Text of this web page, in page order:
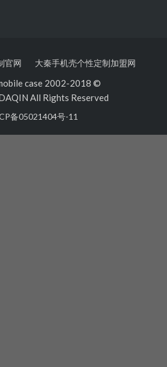
个性定制官网 大秦手机壳个性定制加盟
2002-2018 Custom mobile case
-DAQIN All Rights Reserved.
京ICP备05021404号-11